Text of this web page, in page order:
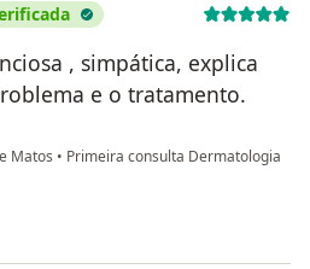
, simpática, explica
e o tratamento.
Matos • Primeira consulta Dermatologia